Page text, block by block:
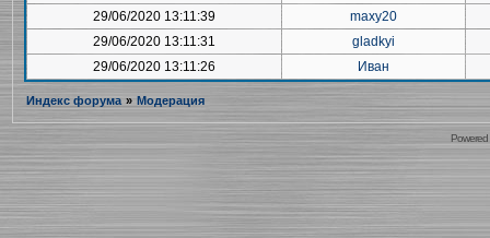
29/06/2020 13:11:39
maxy20
29/06/2020 13:11:31
gladkyi
29/06/2020 13:11:26
Иван
Индекс форума » Модерация